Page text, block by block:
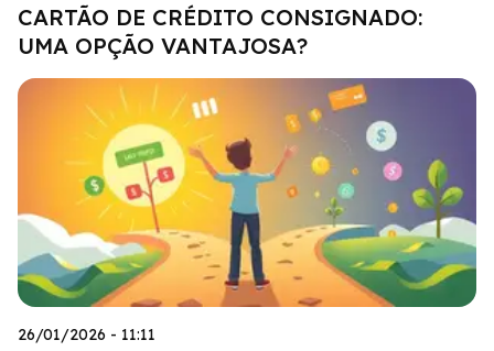
CARTÃO DE CRÉDITO CONSIGNADO:
UMA OPÇÃO VANTAJOSA?
26/01/2026 - 11:11